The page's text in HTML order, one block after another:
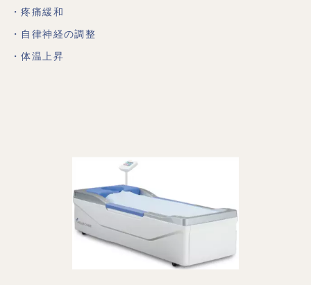
・疼痛緩和
・自律神経の調整
・体温上昇